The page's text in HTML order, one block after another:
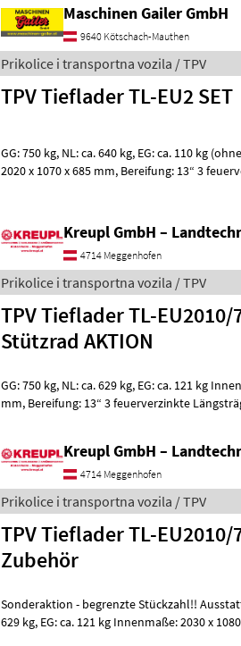
Maschinen Gailer GmbH
9640 Kötschach-Mauthen
Prikolice i transportna vozila / TPV
TPV Tieflader TL-EU2 SET
GG: 750 kg, NL: ca. 640 kg, EG: ca. 110 kg (ohne Zubehör) Lademaße:
2020 x 1070 x 685 mm, Bereifung: 13“ 3 feuerverzinkte Längsträger,
Kreupl GmbH –
4714 Meggenhofen
Prikolice i transportna vozila / TPV
TPV Tieflader TL-EU2010/
Stützrad AKTION
GG: 750 kg, NL: ca. 629 kg, EG: ca. 121 kg Innenmaße: 2030 x 1080 x 350
mm, Bereifung: 13“ 3 feuerverzinkte Längsträger, Kunststoff-Kotflügel
Kreupl GmbH –
4714 Meggenhofen
Prikolice i transportna vozila / TPV
TPV Tieflader TL-EU2010/
Zubehör
Sonderaktion - begrenzte Stückzahl!! Ausstattung: GG: 750 kg, NL: ca.
629 kg, EG: ca. 121 kg Innenmaße: 2030 x 1080 x 350 mm, Bereifung: